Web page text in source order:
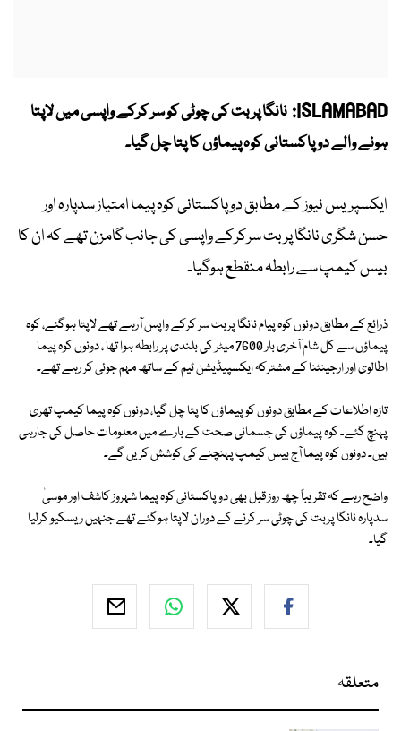
ISLAMABAD: نانگا پربت کی چوٹی کو سر کرکے واپسی میں لاپتا
ہونے والے دو پاکستانی کوہ پیماؤں کا پتا چل گیا۔
ایکسپریس نیوز کے مطابق دو پاکستانی کوہ پیما امتیاز سدپارہ اور
حسن شگری نانگا پربت سرکرکے واپسی کی جانب گامزن تھے کہ ان کا
بیس کیمپ سے رابطہ منقطع ہوگیا۔
ذرائع کے مطابق دونوں کوہ پیام نانگا پربت سر کرکے واپس آرہے تھے لاپتا ہوگئے، کوہ
پیماؤں سے کل شام آخری بار 7600 میٹر کی بلندی پر رابطہ ہوا تھا ، دونوں کوہ پیما
اطالوی اور ارجینٹنا کے مشترکہ ایکسپیڈیشن ٹیم کے ساتھ مہم جوئی کر رہے تھے۔
تازہ اطلاعات کے مطابق دونوں کو پیماؤں کا پتا چل گیا، دونوں کوہ پیما کیمپ تھری
پہنچ گئے۔ کوہ پیماؤں کی جسمانی صحت کے بارے میں معلومات حاصل کی جارہی
ہیں۔ دونوں کوہ پیما آج بیس کیمپ پہنچنے کی کوشش کریں گے۔
واضح رہے کہ تقریباً چھ روز قبل بھی دو پاکستانی کوہ پیما شہروز کاشف اور موسیٰ
سدپارہ نانگا پربت کی چوٹی سر کرنے کے دوران لاپتا ہوگئے تھے جنہیں ریسکیو کرلیا
گیا۔
متعلقہ